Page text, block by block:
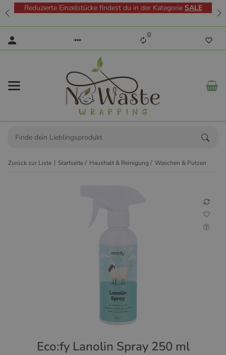
Reduzierte Einzelstücke findest du in der Kategorie SALE
0
Zurück zur Liste Startseite Haushalt & Reinigung Waschen & Putzen
Eco:fy Lanolin Spray 250 ml